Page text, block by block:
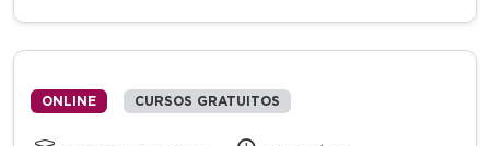
ONLINE CURSOS GRATUITOS